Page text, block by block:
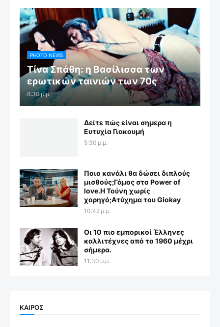
PHOTO NEWS
Τίνα Σπάθη: η Βασίλισσα των
ερωτικών ταινιών των 70ς
8:30 μ.μ.
Δείτε πώς είναι σημερα η
Ευτυχία Γιακουμή
5:30 μ.μ.
Ποιο κανάλι θα δώσει διπλούς
μισθούς;Γάμος στο Power of
love.Η Τούνη χωρίς
χορηγό;Aτύχημα του Giokay
10:42 μ.μ.
Οι 10 πιο εμπορικοί Έλληνες
καλλιτέχνες από το 1960 μέχρι
σήμερα.
11:30 μ.μ.
ΚΑΙΡΟΣ